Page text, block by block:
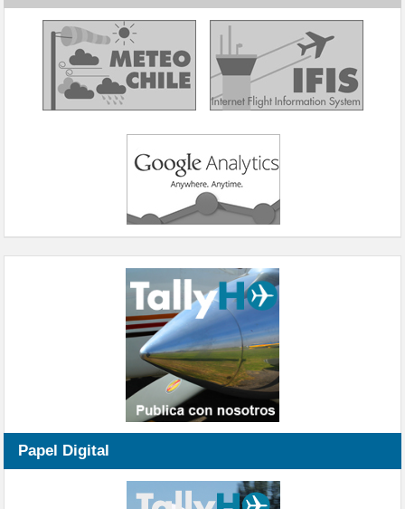
Papel Digital